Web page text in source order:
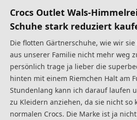
Crocs Outlet Wals-
Schuhe stark reduziert
Die flotten Gärtnerschuhe, wie wir
aus unserer Familie nicht mehr weg
persönlich trage ja lieber die
hinten mit einem Riemchen Halt am
Stundenlang kann ich darauf laufen
zu Kleidern anziehen, da sie nicht so
normalen Crocs. Die Marke ist ja